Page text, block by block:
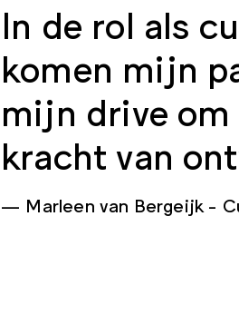
In de rol als
komen mijn
mijn drive
kracht van
Marleen van Bergeijk